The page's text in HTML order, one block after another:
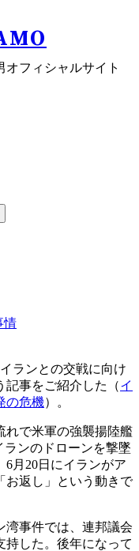
オフィシャルサイト
情
ランとの交戦に向け
記事をご紹介した（イ
の危機）。
れで米軍の強襲揚陸艦
ランのドローンを撃墜
6月20日にイランがア
お返し」という動きで
湾事件では、連邦議会
持した。後年になって